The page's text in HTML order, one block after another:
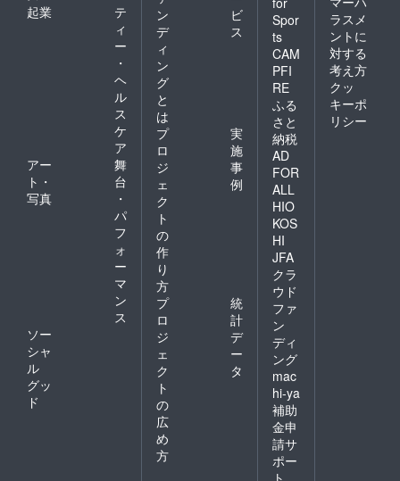
起業
テ
ィ
ー
・
ヘ
ル
ス
ケ
ア
アー
ト・
写真
舞
台
・
パ
フ
ォ
ー
マ
ン
ス
ソー
シャ
ル
グッ
ド
ン
デ
ィ
ン
グ
と
は
ビ
ス
プ
ロ
ジ
ェ
ク
ト
の
作
り
方
実
施
事
例
プ
ロ
ジ
ェ
ク
ト
の
広
め
方
統
計
デ
ー
タ
Spor
ts
CAM
PFI
RE
ふる
さと
納税
AD
FOR
ALL
HIO
KOS
HI
JFA
クラ
ウド
ファ
ン
ディ
ング
mac
hi-ya
補助
金申
請サ
ポー
ト
ラスメ
ントに
対する
考え方
クッ
キーポ
リシー